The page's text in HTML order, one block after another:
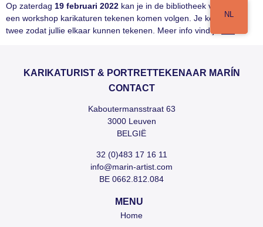
Op zaterdag 19 februari 2022 kan je in de bibliotheek van Reet
een workshop karikaturen tekenen komen volgen. Je komt met
twee zodat jullie elkaar kunnen tekenen. Meer info vind je
KARIKATURIST & PORTRETTEKENAAR MARÍN
CONTACT
Kaboutermansstraat 63
3000 Leuven
BELGIË
32 (0)483 17 16 11
info@marin-artist.com
BE 0662.812.084
MENU
Home
NL